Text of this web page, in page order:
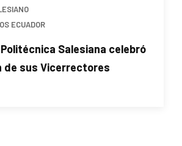
ECUADOR
Salesiana celebró
de sus Vicerrectores